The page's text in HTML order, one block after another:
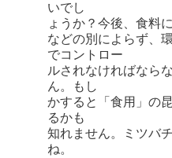
いでし
ょうか？今後、食料
などの別によらず、
でコントロー
ルされなければなら
ん。もし
かすると「食用」の
るかも
知れません。ミツバ
ね。